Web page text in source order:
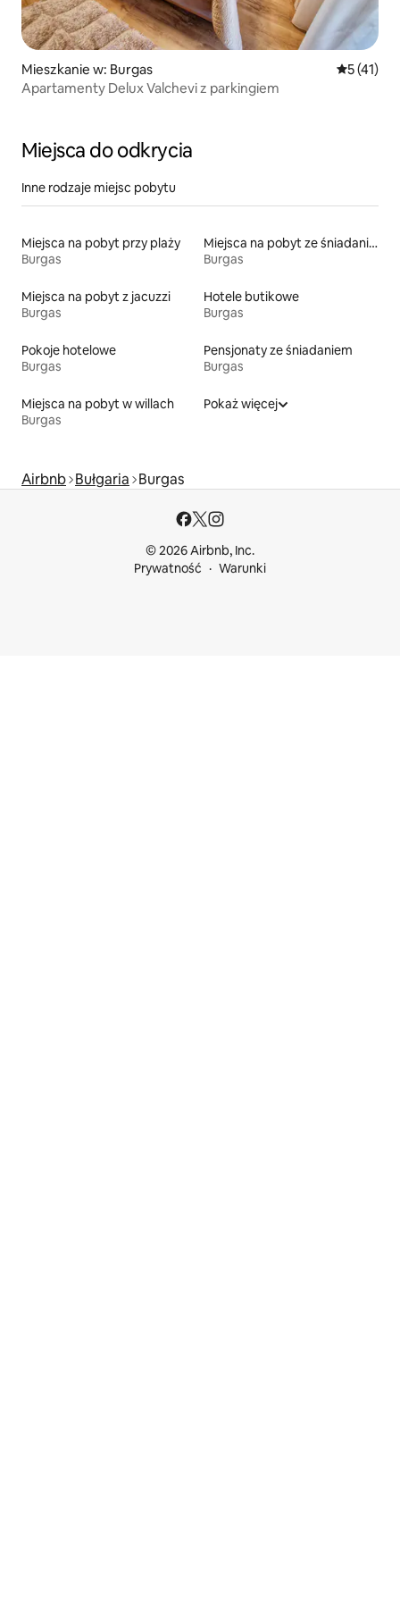
Mieszkanie w: Burgas Średnia
5 (41)
Apartamenty Delux Valchevi z parkingiem
Miejsca do odkrycia
Inne rodzaje miejsc pobytu
Miejsca na pobyt przy plaży
Burgas
Miejsca na pobyt ze śniadaniem
Burgas
Miejsca na pobyt z jacuzzi
Burgas
Hotele butikowe
Burgas
Pokoje hotelowe
Burgas
Pensjonaty ze śniadaniem
Burgas
Miejsca na pobyt w willach
Burgas
Pokaż więcej
Airbnb Bułgaria Burgas
© 2026 Airbnb, Inc.
Prywatność
Warunki